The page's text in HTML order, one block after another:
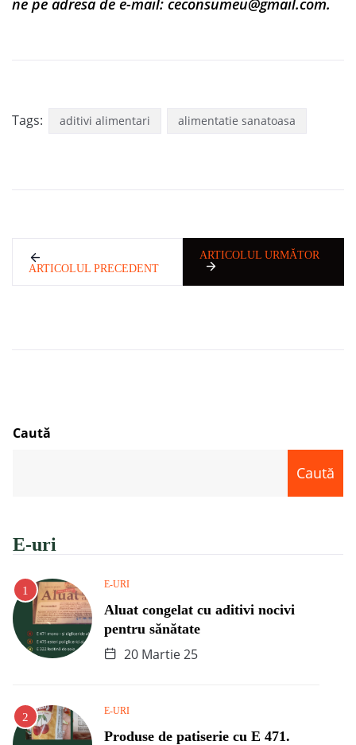
Tags: aditivi alimentari alimentatie sanatoasa
ARTICOLUL PRECEDENT
ARTICOLUL URMĂTOR
Caută
Caută
E-uri
E-URI
Aluat congelat cu aditivi nocivi
pentru sănătate
20 Martie 25
E-URI
Produse de patiserie cu E 471.